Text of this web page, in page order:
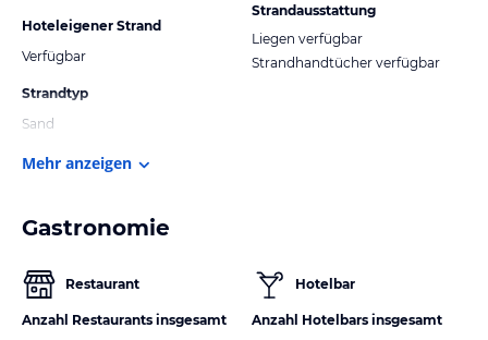
Hoteleigener Strand
Verfügbar
Strandtyp
Sand
Strandausstattung
Liegen verfügbar
Strandhandtücher verfügbar
Mehr anzeigen
Gastronomie
Restaurant
Anzahl Restaurants insgesamt
Hotelbar
Anzahl Hotelbars insgesamt